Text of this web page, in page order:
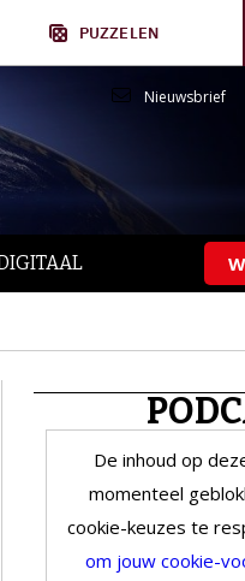
PUZZELEN
Nieuwsbrief
De inhoud op
momenteel
cookie-keuzes te
om jouw cookie-